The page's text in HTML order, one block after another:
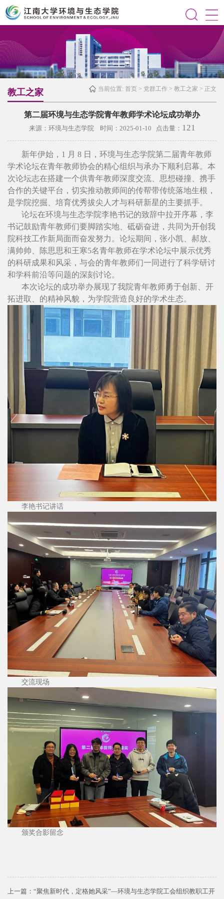
当前位置: 首页 > 党群工作 > 教工之家 > 正文
教工之家
第二届环境与生态学院青年教师学术论坛成功举办
来源：环境与生态学院 时间：2025-01-10 点击量： 121
新年伊始，1 月 8 日，环境与生态学院第二届青年教师
学术论坛在青年教师协会的精心组织与承办下顺利启幕。本
次论坛志在搭建一个供青年教师深度交流、思想碰撞、携手
合作的关键平台，切实推动教师间的传帮带传统落地生根，
是学院挖掘、培育优秀拔尖人才与科研新星的主要抓手。
论坛在环境与生态学院李艳书记的致辞中拉开序幕，李
书记鼓励青年教师们要脚踏实地、砥砺奋进，共同为开创我
院科技工作新局面而奋发努力。论坛期间，张小凯、郝放、
满帅帅、陈思思和王寒5名青年教师在学术论坛中展示优秀
的科研成果和风采，与会的青年教师们一同进行了科学研讨
和学科前沿等问题的深刻讨论。
本次论坛的成功举办展现了我院青年教师勇于创新、开
拓进取、的精神风貌，为学院营造良好的学术生态。
李艳书记讲话
交流现场
颁奖合影留念
上一篇： “聚焦新时代，定格她风采”—环境与生态学院工会组织教职工开